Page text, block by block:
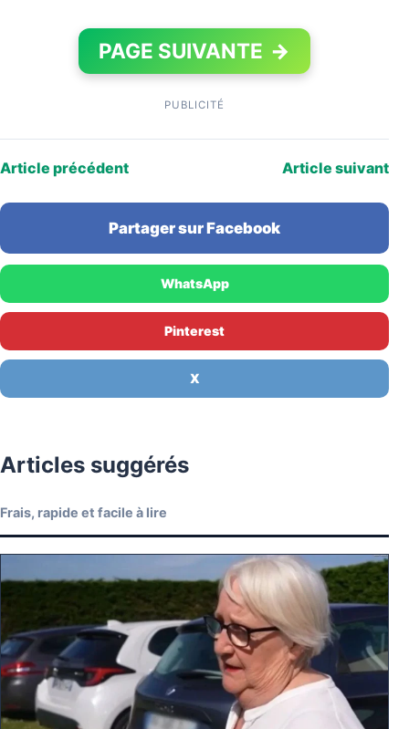
PAGE SUIVANTE →
PUBLICITÉ
Article précédent Article suivant
Partager sur Facebook
WhatsApp
Pinterest
X
Articles suggérés
Frais, rapide et facile à lire